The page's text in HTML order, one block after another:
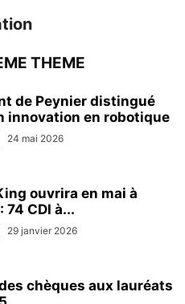
THEME
de Peynier distingué
innovation en robotique
24 mai 2026
ouvrira en mai à
74 CDI à...
29 janvier 2026
chèques aux lauréats